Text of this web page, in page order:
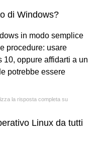
di Windows?
in modo semplice
procedure: usare
10, oppure affidarti a un
potrebbe essere
la risposta completa su
Linux da tutti